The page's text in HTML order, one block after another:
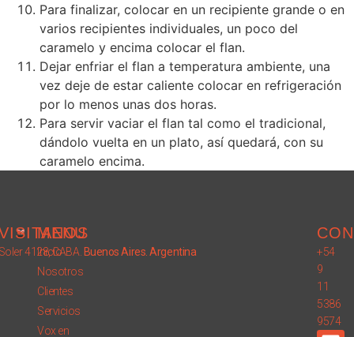
Para finalizar, colocar en un recipiente grande o en
varios recipientes individuales, un poco del
caramelo y encima colocar el flan.
Dejar enfriar el flan a temperatura ambiente, una
vez deje de estar caliente colocar en refrigeración
por lo menos unas dos horas.
Para servir vaciar el flan tal como el tradicional,
dándolo vuelta en un plato, así quedará, con su
caramelo encima.
MENU
Inicio
Nosotros
Clientes
Servicios
Vox en
4128, CABA. Buenos Aires. Argentina
+54
9
11
5386
9574